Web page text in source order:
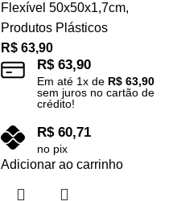
Flexível 50x50x1,7cm,
Produtos Plásticos
R$ 63,90
R$63,90
Em até 1x de R$ 63,90
sem juros no cartão de
crédito!
R$60,71
no pix
Adicionar ao carrinho